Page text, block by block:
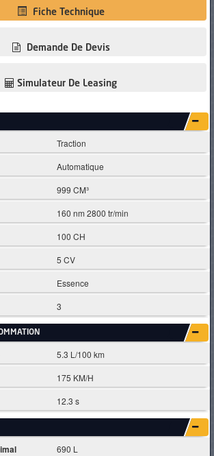
Fiche Technique
Demande De Devis
Simulateur De Leasing
Traction
Automatique
999 CM³
160 nm 2800 tr/min
100 CH
5 CV
Essence
3
5.3 L/100 km
175 KM/H
12.3 s
690 L